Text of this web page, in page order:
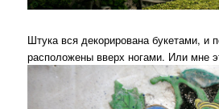
Штука вся декорирована букетами, и
расположены вверх ногами. Или мне